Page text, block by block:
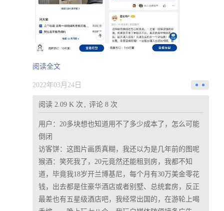
阅读全文
2022年03月24日
阅读 2.09 K 次 评论 8 次
用户： 20多块想也知道用不了多少成本了，怎么可能
倒闭
访客饼： 这图片画质真糊，我还以为是几年前的图呢
猴酒： 笑死我了，20元竟然还能租到房，我都不知
道，毕竟我18岁开兰博基尼，每个月有30万美金零花
钱，出去都是住豪华酒店或者别墅、总统套房，反正
最差也有五星级酒店吧，我经常出国的，在游轮上喝